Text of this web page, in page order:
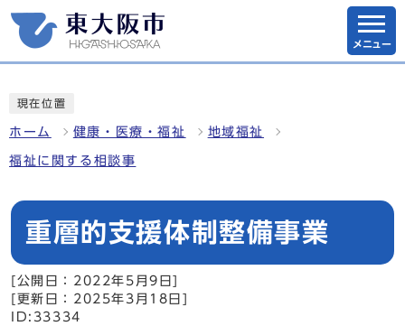
メニュー
現在位置
ホーム 健康・医療・福祉 地域福祉
福祉に関する相談事
重層的支援体制整備事業
[公開日：2022年5月9日]
[更新日：2025年3月18日]
ID:33334